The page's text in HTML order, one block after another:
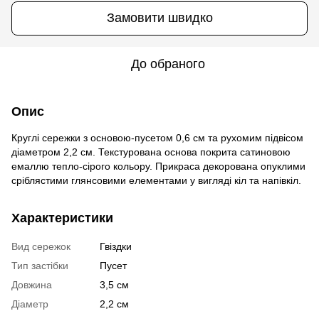
Замовити швидко
До обраного
Опис
Круглі сережки з основою-пусетом 0,6 см та рухомим підвісом
діаметром 2,2 см. Текстурована основа покрита сатиновою
емаллю тепло-сірого кольору. Прикраса декорована опуклими
сріблястими глянсовими елементами у вигляді кіл та напівкіл.
Характеристики
Вид сережок
Гвіздки
Тип застібки
Пусет
Довжина
3,5 см
Діаметр
2,2 см